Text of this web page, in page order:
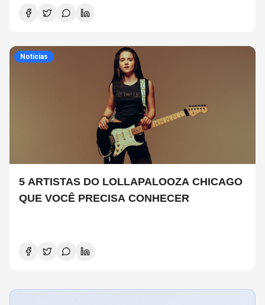
Noticias
5 ARTISTAS DO LOLLAPALOOZA CHICAGO
QUE VOCÊ PRECISA CONHECER